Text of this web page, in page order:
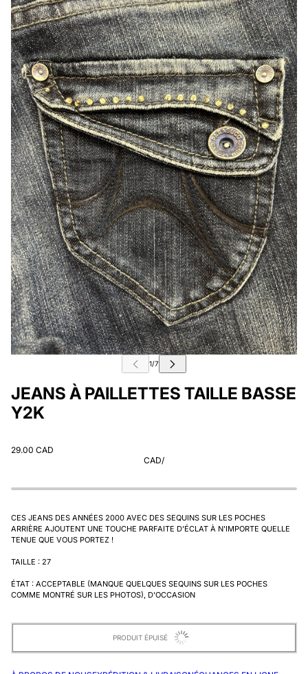
JEANS À PAILLETTES TAILLE BASSE
Y2K
29.00 CAD
CAD/
CES JEANS DES ANNÉES 2000 AVEC DES SEQUINS SUR LES POCHES
ARRIÈRE AJOUTENT UNE TOUCHE PARFAITE D'ÉCLAT À N'IMPORTE QUELLE
TENUE QUE VOUS PORTEZ !
TAILLE : 27
ÉTAT : ACCEPTABLE (MANQUE QUELQUES SEQUINS SUR LES POCHES
COMME MONTRÉ SUR LES PHOTOS), D'OCCASION
PRODUIT ÉPUISÉ